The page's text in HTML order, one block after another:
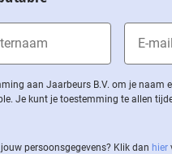
aan Jaarbeurs B.V. om je naam
Je kunt je toestemming te allen
per­soons­ge­ge­vens? Klik dan hier